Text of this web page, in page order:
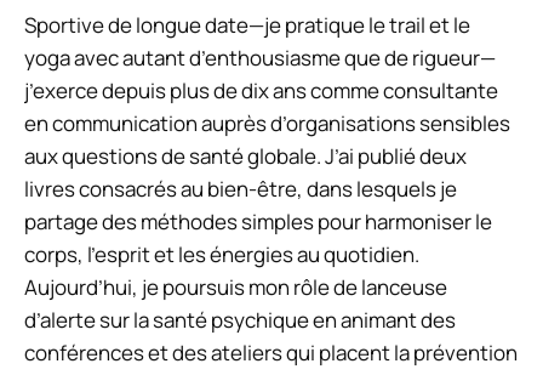
Sportive de longue date—je pratique le trail et le
yoga avec autant d’enthousiasme que de rigueur—
j’exerce depuis plus de dix ans comme consultante
en communication auprès d’organisations sensibles
aux questions de santé globale. J’ai publié deux
livres consacrés au bien-être, dans lesquels je
partage des méthodes simples pour harmoniser le
corps, l’esprit et les énergies au quotidien.
Aujourd’hui, je poursuis mon rôle de lanceuse
d’alerte sur la santé psychique en animant des
conférences et des ateliers qui placent la prévention